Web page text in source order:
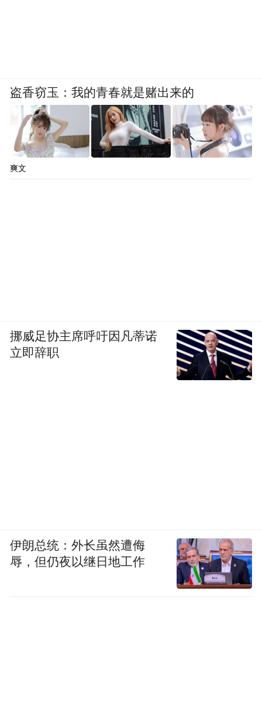
盗香窃玉：我的青春就是赌出来的
爽文
挪威足协主席呼吁因凡蒂诺
立即辞职
伊朗总统：外长虽然遭侮
辱，但仍夜以继日地工作